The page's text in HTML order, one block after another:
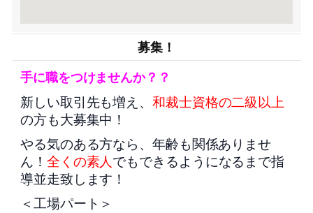
募集！
手に職をつけませんか？？
新しい取引先も増え、 和裁士資格の二級以上
の方も大募集中！
やる気のある方なら、年齢も関係ありませ
ん！ 全くの素人でもできるようになるまで指
導並走致します！
＜工場パート＞